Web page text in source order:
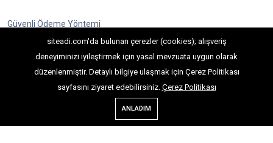
Güvenli Ödeme Yöntemi
Copyright © 2022. Her Hakkı Saklıdır. kopyalanması, çoğaltılması ve
dağıtılması halinde yasal haklarımız işletilecektir.
E-Ticaret V7
siteadi.com'da bulunan çerezler (cookies); alışveriş
deneyiminizi iyileştirmek için yasal mevzuata uygun olarak
düzenlenmiştir. Detaylı bilgiye ulaşmak için Çerez Politikası
sayfasını ziyaret edebilirsiniz. Çerez Politikası
ANLADIM